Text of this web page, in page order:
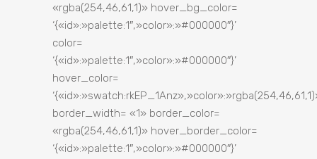
«rgba(254,46,61,1)» hover_bg_color=
‘{«id»:»palette:1″,»color»:»#000000″}’
color=
‘{«id»:»palette:1″,»color»:»#000000″}’
hover_color=
border_width= «1» border_color=
«rgba(254,46,61,1)» hover_border_color=
‘{«id»:»palette:1″,»color»:»#000000″}’